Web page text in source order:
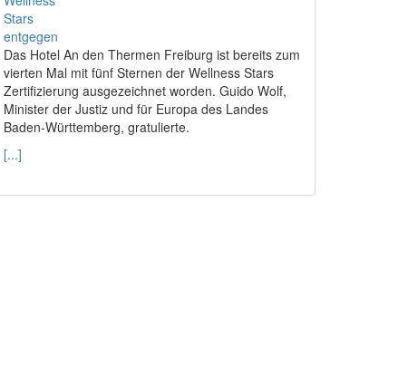
Das Hotel An den Thermen Freiburg ist bereits zum
vierten Mal mit fünf Sternen der Wellness Stars
Zertifizierung ausgezeichnet worden. Guido Wolf,
Minister der Justiz und für Europa des Landes
Baden-Württemberg, gratulierte.
[...]